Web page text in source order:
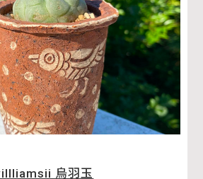
烏羽玉